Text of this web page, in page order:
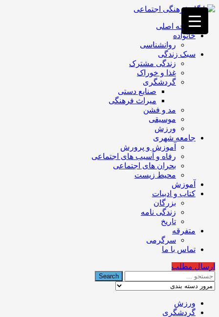
فصد
خون
غرب
تهران
خشکشویی
تصفیه
تهران
صفحه اصلی
خانواده
روانشناسی
سبک زندگی
زندگی مشترک
غذا و خوراک
گردشگری
صنایع دستی
میراث فرهنگی
مد و فشن
موسیقی
ورزش
جامعه شهری
آموزش و پرورش
رفاه و آسیب های اجتماعی
بحران های اجتماعی
محیط زیست
آموزش
کتاب و ادبیات
بزرگان
زندگی نامه
تاریخ
متفرقه
سرگرمی
تماس با ما
ارسال مطلب
ورزش
گردشگری